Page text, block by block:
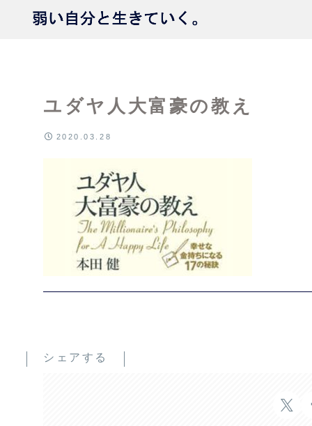
ユダヤ人大富豪の教え
2020.03.28
シェアする